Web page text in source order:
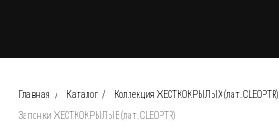
Главная / Каталог / Коллекция ЖЕСТКОКРЫЛЫХ (лат. CLEOPTR)
Запонки ЖЕСТКОКРЫЛЫЕ (лат. CLEOPTR)